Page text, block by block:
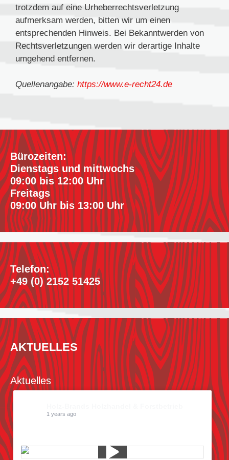
trotzdem auf eine Urheberrechtsverletzung
aufmerksam werden, bitten wir um einen
entsprechenden Hinweis. Bei Bekanntwerden von
Rechtsverletzungen werden wir derartige Inhalte
umgehend entfernen.
Quellenangabe: https://www.e-recht24.de
Bürozeiten:
Dienstags und mittwochs
09:00 bis 12:00 Uhr
Freitags
09:00 Uhr bis 13:00 Uhr
Telefon:
+49 (0) 2152 51425
AKTUELLES
Aktuelles
1 years ago